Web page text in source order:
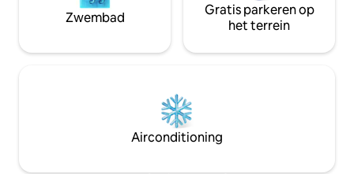
Zwembad
Gratis parkeren op
het terrein
Airconditioning